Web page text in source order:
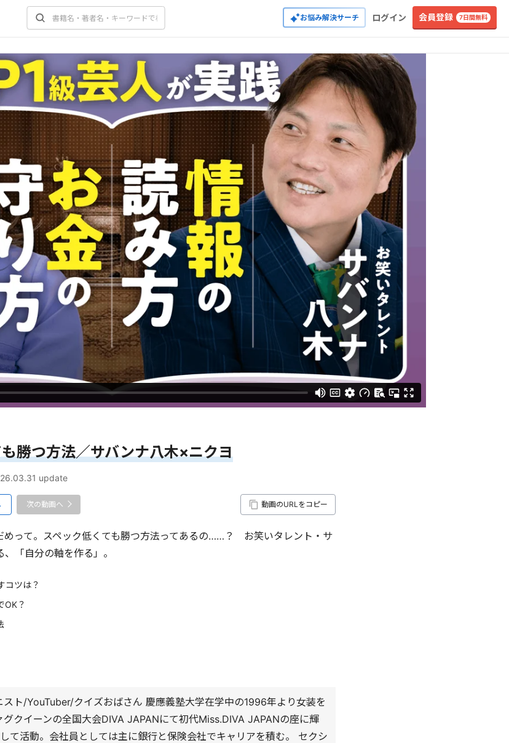
お悩み解決サーチ ログイン 会員登録 7日間無料
勝つ方法／サバンナ八木×ニクヨ
update
次の動画へ 動画のURLをコピー
めって。スペック低くても勝つ方法ってあるの……？ お笑いタレント・サ
「自分の軸を作る」。
コツは？
OK？
ト/YouTuber/クイズおばさん 慶應義塾大学在学中の1996年より女装を
クイーンの全国大会DIVA JAPANにて初代Miss.DIVA JAPANの座に輝
て活動。会社員としては主に銀行と保険会社でキャリアを積む。 セクシ